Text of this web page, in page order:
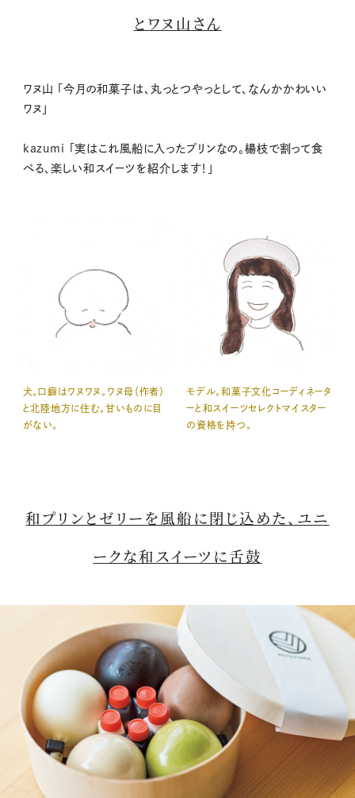
とワヌ山さん
ワヌ山 「今月の和菓子は、丸っとつやっとして、なんかかわいい
ワヌ」
kazumi 「実はこれ風船に入ったプリンなの。楊枝で割って食
べる、楽しい和スイーツを紹介します！」
犬。口癖はワヌワヌ。ワヌ母（作者）
と北陸地方に住む。甘いものに目
がない。
モデル。和菓子文化コーディネータ
ーと和スイーツセレクトマイスター
の資格を持つ。
和プリンとゼリーを風船に閉じ込めた、ユニ
ークな和スイーツに舌鼓